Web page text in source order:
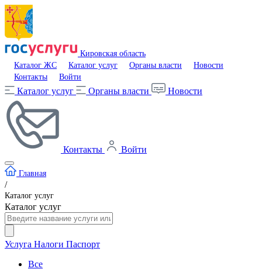
Кировская область
Каталог ЖС
Каталог услуг Органы власти
Новости
Контакты
Войти
Каталог услуг Органы власти Новости
Контакты Войти
Главная
/
Каталог услуг
Каталог услуг
Услуга Налоги Паспорт
Все